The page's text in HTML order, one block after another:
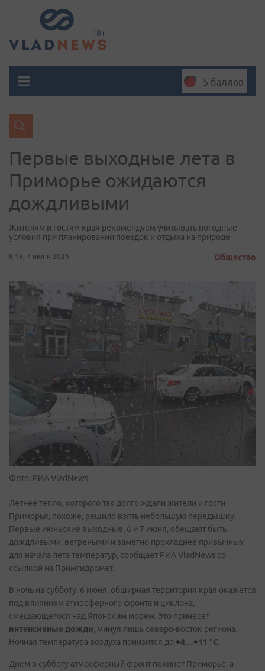
5 баллов
Первые выходные лета в
Приморье ожидаются
дождливыми
Жителям и гостям края рекомендуем учитывать погодные
условия при планировании поездок и отдыха на природе
8:18, 7 июня 2026 Общество
Фото: РИА VladNews
Летнее тепло, которого так долго ждали жители и гости
Приморья, похоже, решило взять небольшую передышку.
Первые июньские выходные, 6 и 7 июня, обещают быть
дождливыми, ветреными и заметно прохладнее привычных
для начала лета температур, сообщает РИА VladNews со
ссылкой на Примгидромет.
В ночь на субботу, 6 июня, обширная территория края окажется
под влиянием атмосферного фронта и циклона,
смещающегося над Японским морем. Это принесет
интенсивные дожди, минуя лишь северо-восток региона.
Ночная температура воздуха понизится до +4…+11 °C.
Днем в субботу атмосферный фронт покинет Приморье, а